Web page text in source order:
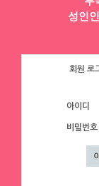
성인
회원 로
아이디
비밀번호